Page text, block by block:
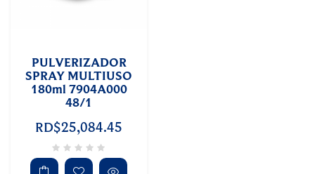
PULVERIZADOR
SPRAY MULTIUSO
180ml 7904A000
48/1
RD$25,084.45